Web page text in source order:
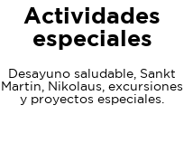
Actividades
especiales
Desayuno saludable, Sankt
Martin, Nikolaus, excursiones
y proyectos especiales.